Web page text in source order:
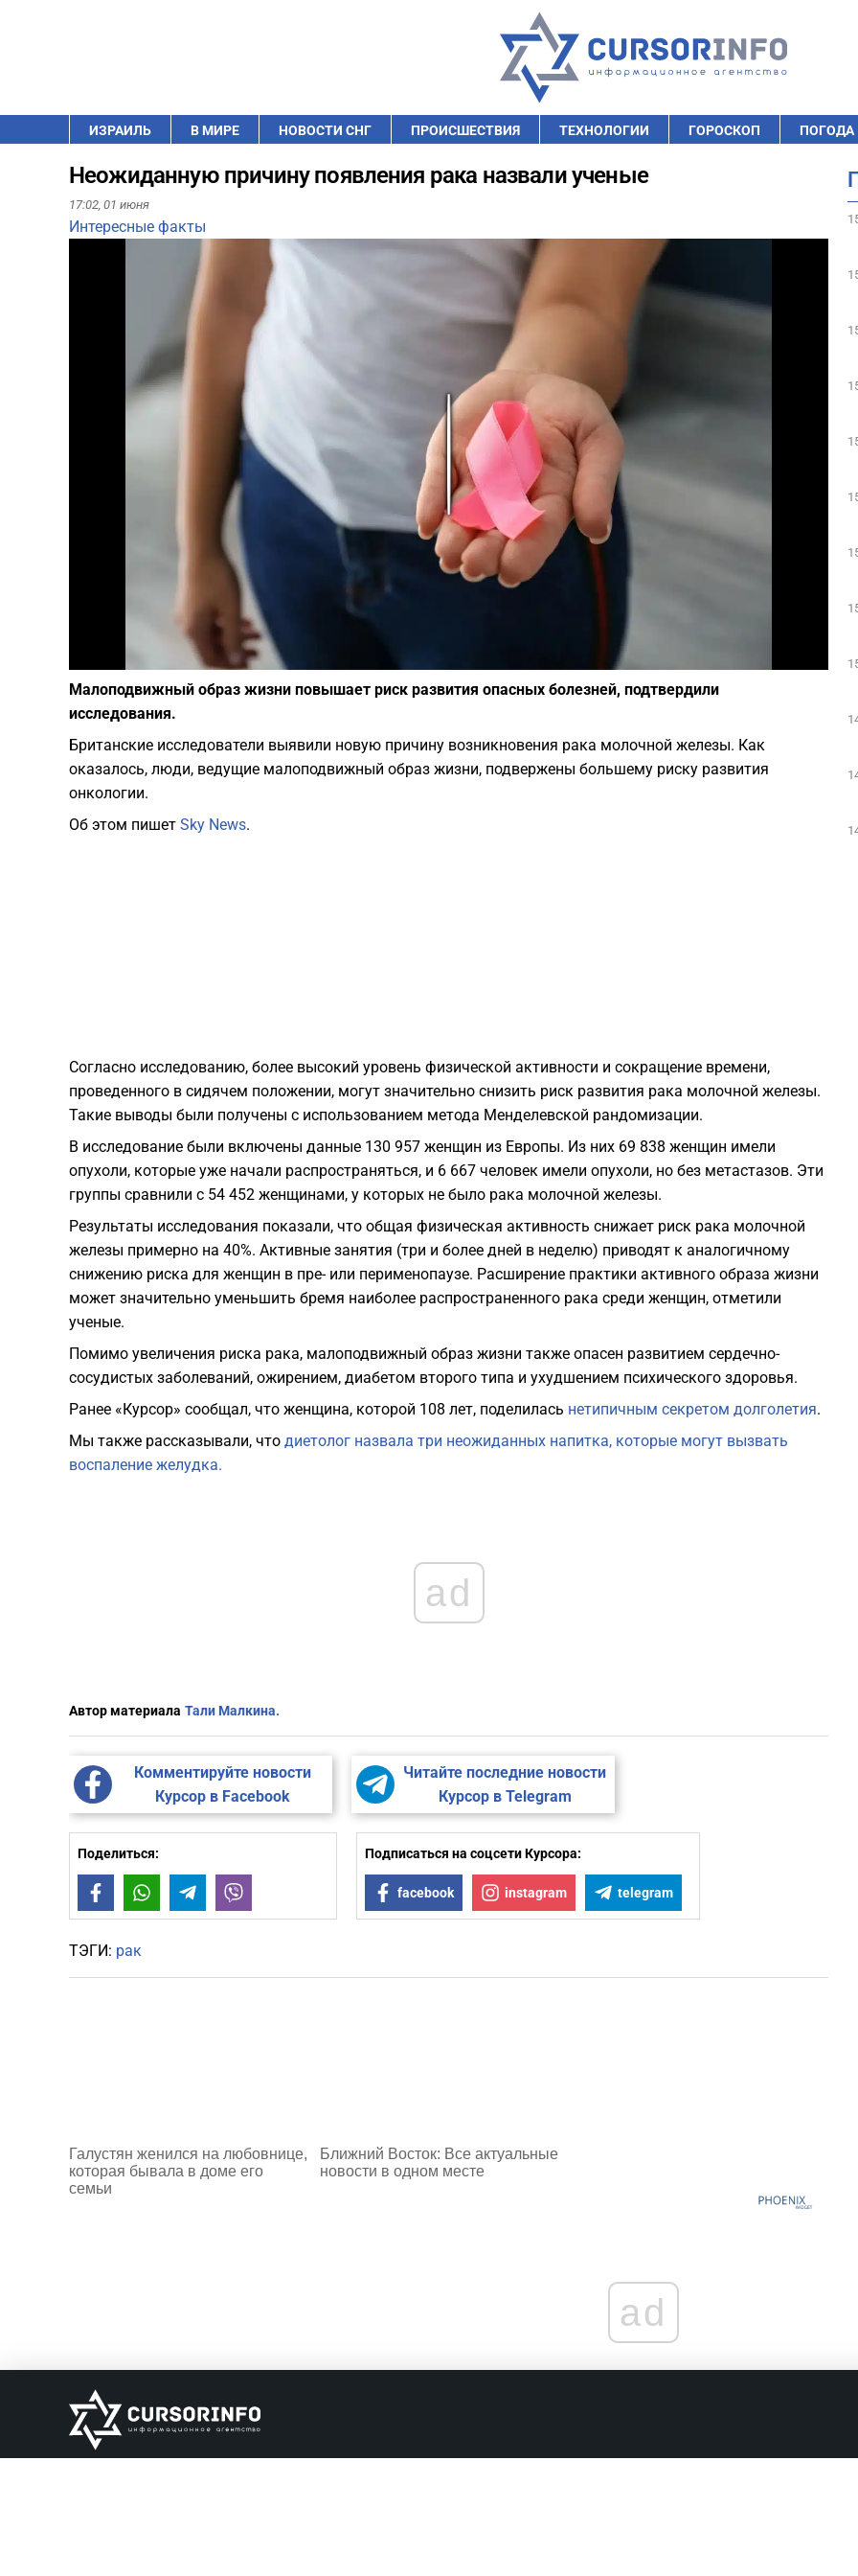
ИЗРАИЛЬ В МИРЕ НОВОСТИ СНГ ПРОИСШЕСТВИЯ ТЕХНОЛОГИИ ГОРОСКОП ПОГОДА
Неожиданную причину появления рака назвали ученые
17:02, 01 июня
Интересные факты
Play
Малоподвижный образ жизни повышает риск развития опасных болезней, подтвердили
исследования.
Британские исследователи выявили новую причину возникновения рака молочной железы. Как
оказалось, люди, ведущие малоподвижный образ жизни, подвержены большему риску развития
онкологии.
Об этом пишет Sky News.
Согласно исследованию, более высокий уровень физической активности и сокращение времени,
проведенного в сидячем положении, могут значительно снизить риск развития рака молочной железы.
Такие выводы были получены с использованием метода Менделевской рандомизации.
В исследование были включены данные 130 957 женщин из Европы. Из них 69 838 женщин имели
опухоли, которые уже начали распространяться, и 6 667 человек имели опухоли, но без метастазов. Эти
группы сравнили с 54 452 женщинами, у которых не было рака молочной железы.
Результаты исследования показали, что общая физическая активность снижает риск рака молочной
железы примерно на 40%. Активные занятия (три и более дней в неделю) приводят к аналогичному
снижению риска для женщин в пре- или перименопаузе. Расширение практики активного образа жизни
может значительно уменьшить бремя наиболее распространенного рака среди женщин, отметили
ученые.
Помимо увеличения риска рака, малоподвижный образ жизни также опасен развитием сердечно-
сосудистых заболеваний, ожирением, диабетом второго типа и ухудшением психического здоровья.
Ранее «Курсор» сообщал, что женщина, которой 108 лет, поделилась нетипичным секретом долголетия.
Мы также рассказывали, что диетолог назвала три неожиданных напитка, которые могут вызвать
воспаление желудка.
ad
Автор материала Тали Малкина.
Комментируйте новости
Курсор в Facebook
Читайте последние новости
Курсор в Telegram
Поделиться:
FacebookWhatsAppTelegram
Подписаться на соцсети Курсора:
facebook instagram telegram
ТЭГИ: рак
Галустян женился на любовнице,
которая бывала в доме его
семьи
Ближний Восток: Все актуальные
новости в одном месте
ad